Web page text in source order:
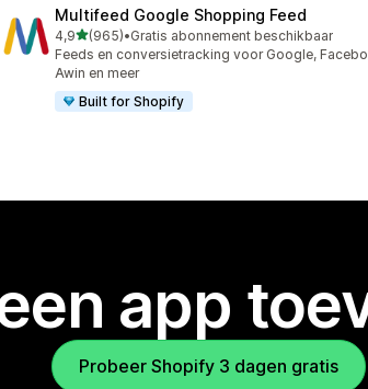
Multifeed Google Shopping Feed
4,9van 5 sterren
(965)
965 recensies in totaal
•Gratis abonnement beschikbaar
Feeds en conversietracking voor Google,
Awin en meer
Built for Shopify
app
Probeer Shopify 3 dagen gratis